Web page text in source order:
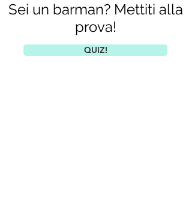
Sei un barman? Mettiti alla
prova!
QUIZ!